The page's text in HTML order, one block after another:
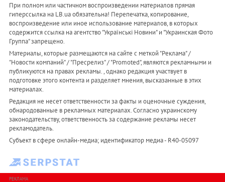
При полном или частичном воспроизведении материалов прямая
гиперссылка на LB.ua обязательна! Перепечатка, копирование,
воспроизведение или иное использование материалов, в которых
содержится ссылка на агентство "Українськi Новини" и "Украинская Фото
Группа" запрещено.
Материалы, которые размещаются на сайте с меткой "Реклама" /
"Новости компаний" / "Пресрелиз" / "Promoted", являются рекламными и
публикуются на правах рекламы. , однако редакция участвует в
подготовке этого контента и разделяет мнения, высказанные в этих
материалах.
Редакция не несет ответственности за факты и оценочные суждения,
обнародованные в рекламных материалах. Согласно украинскому
законодательству, ответственность за содержание рекламы несет
рекламодатель.
Субъект в сфере онлайн-медиа; идентификатор медиа - R40-05097
РЕКЛАМА